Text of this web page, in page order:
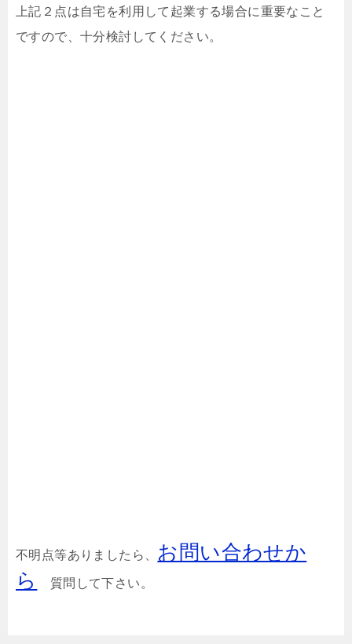
上記２点は自宅を利用して起業する場合に重要なこと
ですので、十分検討してください。
不明点等ありましたら、 お問い合わせか
ら
質問して下さい。